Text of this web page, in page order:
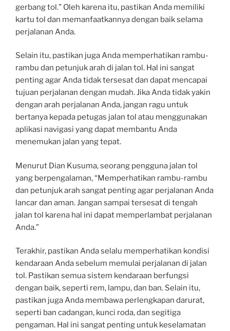
gerbang tol.” Oleh karena itu, pastikan Anda memiliki
kartu tol dan memanfaatkannya dengan baik selama
perjalanan Anda.
Selain itu, pastikan juga Anda memperhatikan rambu-
rambu dan petunjuk arah di jalan tol. Hal ini sangat
penting agar Anda tidak tersesat dan dapat mencapai
tujuan perjalanan dengan mudah. Jika Anda tidak yakin
dengan arah perjalanan Anda, jangan ragu untuk
bertanya kepada petugas jalan tol atau menggunakan
aplikasi navigasi yang dapat membantu Anda
menemukan jalan yang tepat.
Menurut Dian Kusuma, seorang pengguna jalan tol
yang berpengalaman, “Memperhatikan rambu-rambu
dan petunjuk arah sangat penting agar perjalanan Anda
lancar dan aman. Jangan sampai tersesat di tengah
jalan tol karena hal ini dapat memperlambat perjalanan
Anda.”
Terakhir, pastikan Anda selalu memperhatikan kondisi
kendaraan Anda sebelum memulai perjalanan di jalan
tol. Pastikan semua sistem kendaraan berfungsi
dengan baik, seperti rem, lampu, dan ban. Selain itu,
pastikan juga Anda membawa perlengkapan darurat,
seperti ban cadangan, kunci roda, dan segitiga
pengaman. Hal ini sangat penting untuk keselamatan